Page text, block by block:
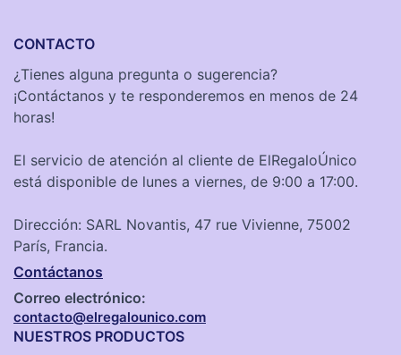
CONTACTO
¿Tienes alguna pregunta o sugerencia?
¡Contáctanos y te responderemos en menos de 24
horas!
El servicio de atención al cliente de ElRegaloÚnico
está disponible de lunes a viernes, de 9:00 a 17:00.
Dirección: SARL Novantis, 47 rue Vivienne, 75002
París, Francia.
Contáctanos
Correo electrónico:
contacto@elregalounico.com
NUESTROS PRODUCTOS